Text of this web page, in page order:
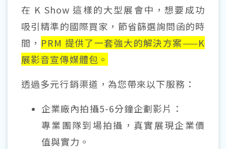
在 K Show 這樣的大型展會中，想要成功
吸引精準的國際買家，節省篩選詢問函的時
間， PRM 提供了一套強大的解決方案——K
展影音宣傳媒體包。
透過多元行銷渠道，為您帶來以下服務：
企業廠內拍攝5-6分鐘企劃影片：
專業團隊到場拍攝，真實展現企業價
值與實力。